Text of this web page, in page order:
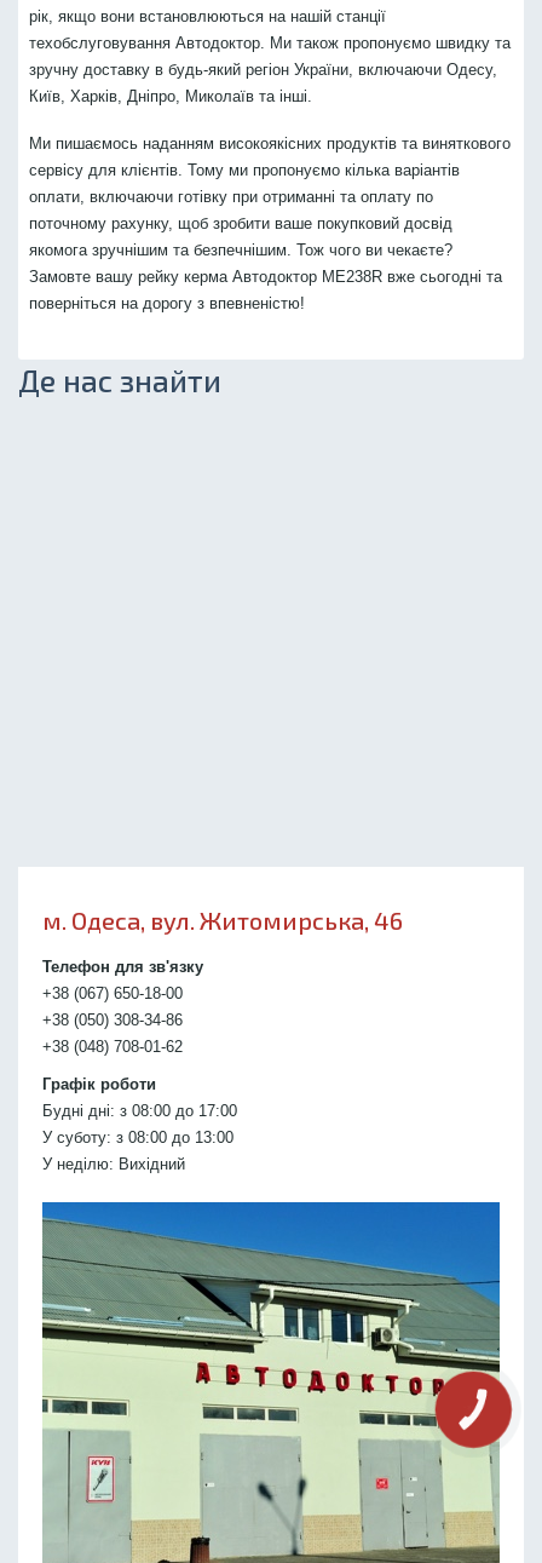
рік, якщо вони встановлюються на нашій станції
техобслуговування Автодоктор. Ми також пропонуємо швидку та
зручну доставку в будь-який регіон України, включаючи Одесу,
Київ, Харків, Дніпро, Миколаїв та інші.
Ми пишаємось наданням високоякісних продуктів та виняткового
сервісу для клієнтів. Тому ми пропонуємо кілька варіантів
оплати, включаючи готівку при отриманні та оплату по
поточному рахунку, щоб зробити ваше покупковий досвід
якомога зручнішим та безпечнішим. Тож чого ви чекаєте?
Замовте вашу рейку керма Автодоктор ME238R вже сьогодні та
поверніться на дорогу з впевненістю!
Де нас знайти
м. Одеса, вул. Житомирська, 46
Телефон для зв'язку
+38 (067) 650-18-00
+38 (050) 308-34-86
+38 (048) 708-01-62
Графік роботи
Будні дні: з 08:00 до 17:00
У суботу: з 08:00 до 13:00
У неділю: Вихідний
КНОПКА
СВЯЗИ